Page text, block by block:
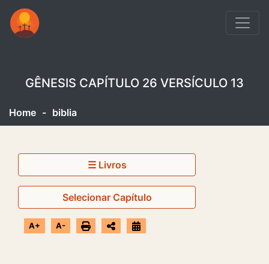
GÊNESIS CAPÍTULO 26 VERSÍCULO 13
Home - biblia
☰ Livros
Selecionar Capítulo
A+ A-